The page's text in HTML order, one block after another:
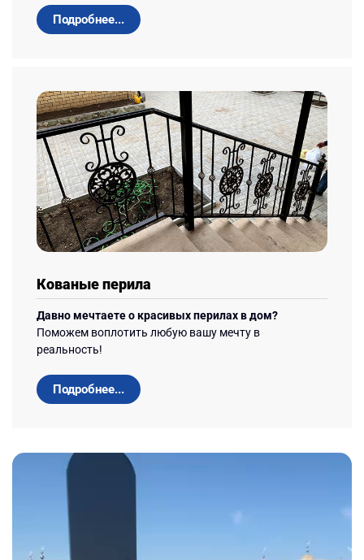
Подробнее...
Кованые перила
Давно мечтаете о красивых перилах в дом?
Поможем воплотить любую вашу мечту в
реальность!
Подробнее...